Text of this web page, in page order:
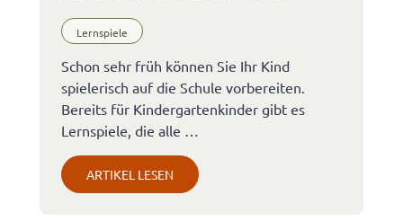
Lernspiele
Schon sehr früh können Sie Ihr Kind
spielerisch auf die Schule vorbereiten.
Bereits für Kindergartenkinder gibt es
Lernspiele, die alle …
ARTIKEL LESEN